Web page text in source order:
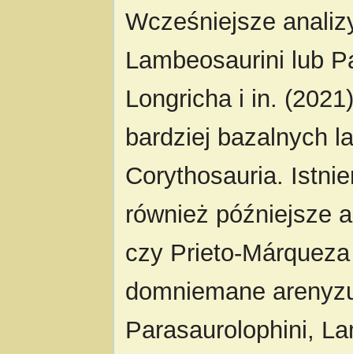
Wcześniejsze
Lambeosaurini lub
Longricha i in.
bardziej bazalnych
Corythosauria.
również późniejsze
czy Prieto-
domniemane
Parasaurolophini,